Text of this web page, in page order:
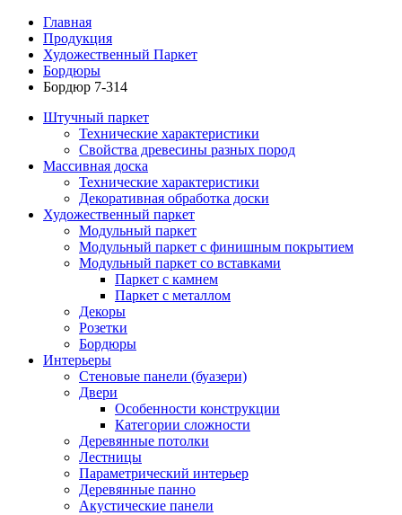
Главная
Продукция
Художественный Паркет
Бордюры
Бордюр 7-314
Штучный паркет
Технические характеристики
Свойства древесины разных пород
Массивная доска
Технические характеристики
Декоративная обработка доски
Художественный паркет
Модульный паркет
Модульный паркет с финишным покрытием
Модульный паркет со вставками
Паркет с камнем
Паркет с металлом
Декоры
Розетки
Бордюры
Интерьеры
Стеновые панели (буазери)
Двери
Особенности конструкции
Категории сложности
Деревянные потолки
Лестницы
Параметрический интерьер
Деревянные панно
Акустические панели